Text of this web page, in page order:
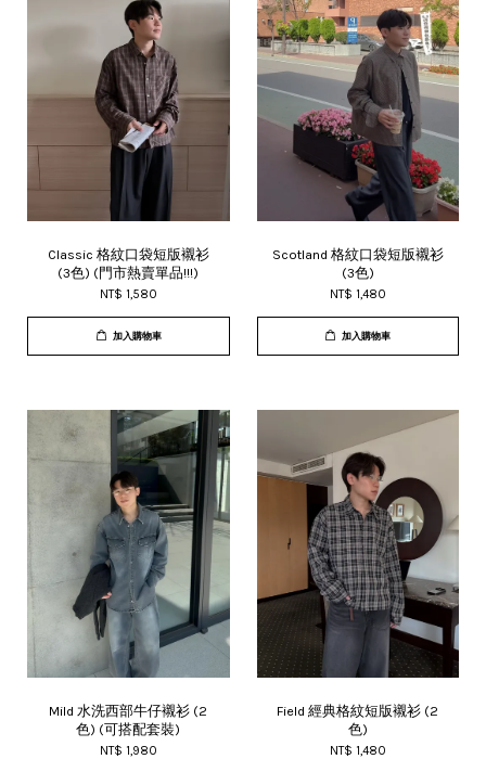
Classic 格紋口袋短版襯衫
(3色) (門市熱賣單品!!!)
NT$ 1,580
加入購物車
Scotland 格紋口袋短版襯衫
(3色)
NT$ 1,480
加入購物車
Mild 水洗西部牛仔襯衫 (2
色) (可搭配套裝)
NT$ 1,980
Field 經典格紋短版襯衫 (2
色)
NT$ 1,480